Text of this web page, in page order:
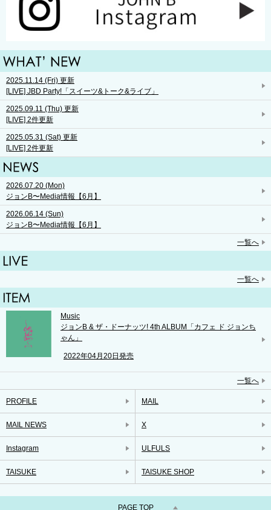
2025.11.14 (Fri) 更新
[LIVE] JBD Party!「スイーツ&トーク&ライブ」
2025.09.11 (Thu) 更新
[LIVE] 2件更新
2025.05.31 (Sat) 更新
[LIVE] 2件更新
2026.07.20 (Mon)
ジョンB〜Media情報【6月】
2026.06.14 (Sun)
ジョンB〜Media情報【6月】
一覧へ
一覧へ
Music
ジョンB & ザ・ドーナッツ! 4th ALBUM「カフェ ド ジョンち
ゃん」
2022年04月20日発売
一覧へ
PROFILE MAIL
MAIL NEWS X
Instagram ULFULS
TAISUKE TAISUKE SHOP
PAGE TOP